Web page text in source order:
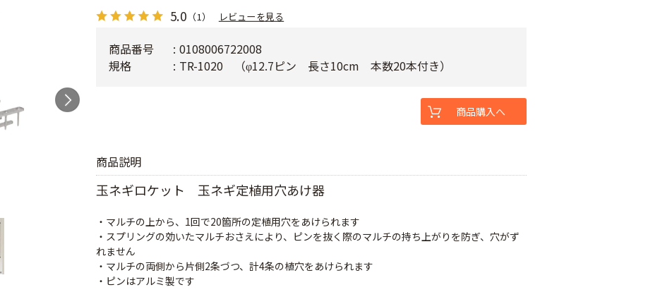
5.0 （1） レビューを見る
商品説明
玉ネギロケット 玉ネギ定植用穴あけ器
・マルチの上から、1回で20箇所の定植用穴をあけられます
・スプリングの効いたマルチおさえにより、ピンを抜く際のマルチの持ち上がりを防ぎ、穴がず
れません
・マルチの両側から片側2条づつ、計4条の植穴をあけられます
・ピンはアルミ製です
商品番号
0108006722008
規格
TR-1020 （φ12.7ピン 長さ10cm 本数20本付き）
商品購入へ